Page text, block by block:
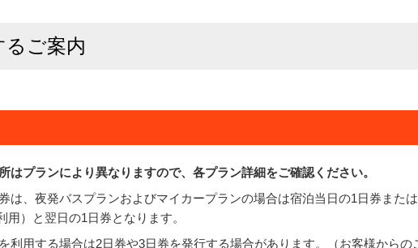
るご案内
はプランにより異なりますので、各プラン詳細をご確認ください。
は、夜発バスプランおよびマイカープランの場合は宿泊当日の1日券また
用）と翌日の1日券となります。
利用する場合は2日券や3日券を発行する場合があります。（お客様からの